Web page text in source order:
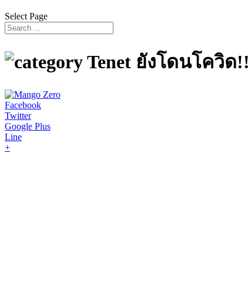
Select Page
Tenet ยังโดนโควิด
Facebook
Twitter
Google Plus
Line
+